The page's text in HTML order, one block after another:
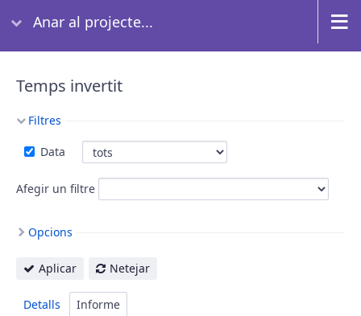
Anar al projecte...
Temps invertit
Filtres
Data
Afegir un filtre
Opcions
Aplicar Netejar
Detalls Informe